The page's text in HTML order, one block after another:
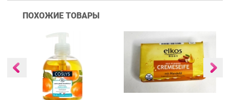
ПОХОЖИЕ ТОВАРЫ